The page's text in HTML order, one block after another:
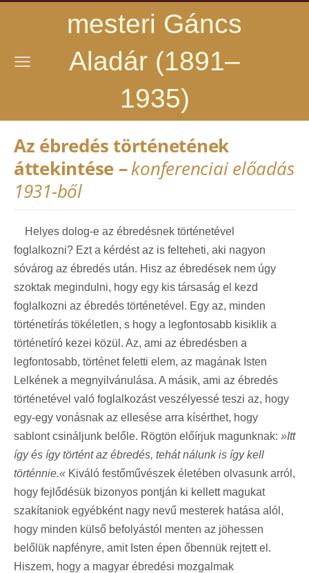
mesteri Gáncs
Aladár (1891–
1935)
Az ébredés történetének
áttekintése –konferenciai előadás
1931-ből
Helyes dolog-e az ébredésnek történetével
foglalkozni? Ezt a kérdést az is felteheti, aki nagyon
sóvárog az ébredés után. Hisz az ébredések nem úgy
szoktak megindulni, hogy egy kis társaság el kezd
foglalkozni az ébredés történetével. Egy az, minden
történetírás tökéletlen, s hogy a legfontosabb kisiklik a
történetíró kezei közül. Az, ami az ébredésben a
legfontosabb, történet feletti elem, az magának Isten
Lelkének a megnyilvánulása. A másik, ami az ébredés
történetével való foglalkozást veszélyessé teszi az, hogy
egy-egy vonásnak az ellesése arra kísérthet, hogy
sablont csináljunk belőle. Rögtön előírjuk magunknak: »Itt
így és így történt az ébredés, tehát nálunk is így kell
történnie.« Kiváló festőművészek életében olvasunk arról,
hogy fejlődésük bizonyos pontján ki kellett magukat
szakítaniok egyébként nagy nevű mesterek hatása alól,
hogy minden külső befolyástól menten az jöhessen
belőlük napfényre, amit Isten épen őbennük rejtett el.
Hiszem, hogy a magyar ébredési mozgalmak